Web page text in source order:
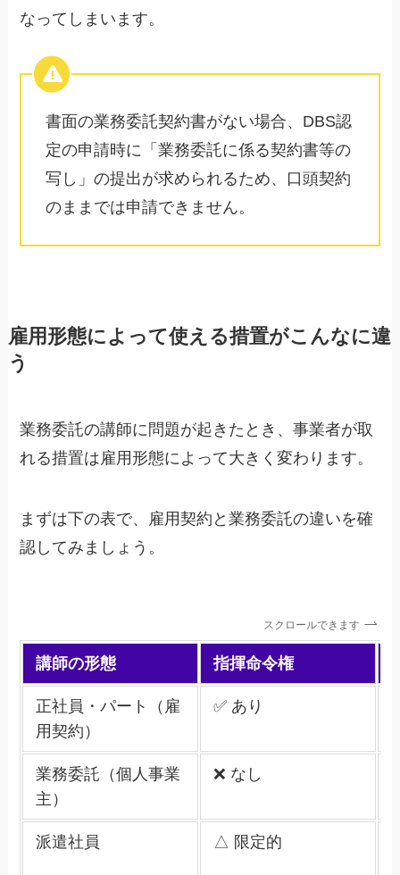
なってしまいます。
書面の業務委託契約書がない場合、DBS認
定の申請時に「業務委託に係る契約書等の
写し」の提出が求められるため、口頭契約
のままでは申請できません。
雇用形態によって使える措置がこんなに違
う
業務委託の講師に問題が起きたとき、事業者が取
れる措置は雇用形態によって大きく変わります。
まずは下の表で、雇用契約と業務委託の違いを確
認してみましょう。
スクロールできます
講師の形態 指揮命令権
正社員・パート（雇
用契約）
✅ あり
業務委託（個人事業
主）
❌ なし
派遣社員 △ 限定的